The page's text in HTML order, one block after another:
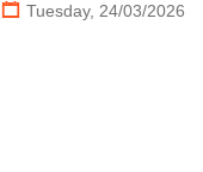
Tuesday, 24/03/2026